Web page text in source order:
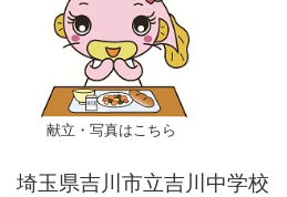
献立・写真はこちら
埼玉県吉川市立吉川中学校